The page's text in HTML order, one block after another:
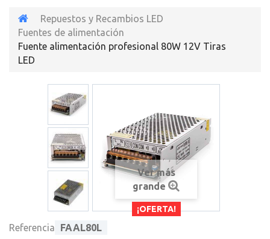
Repuestos y Recambios LED
Fuentes de alimentación
Fuente alimentación profesional 80W 12V Tiras
LED
¡OFERTA!
Ver más
grande
Referencia FAAL80L